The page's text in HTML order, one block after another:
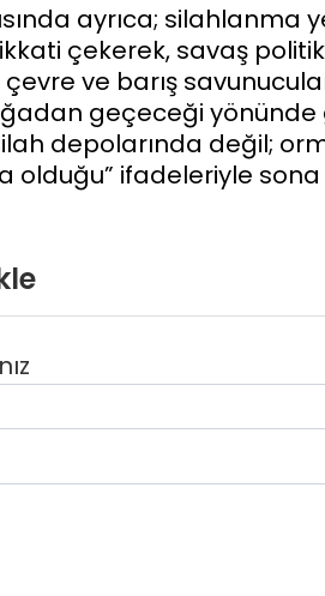
ayrıca;
çekerek, savaş
ve barış
geçeceği yönünde
depolarında değil;
olduğu” ifadeleriyle sona